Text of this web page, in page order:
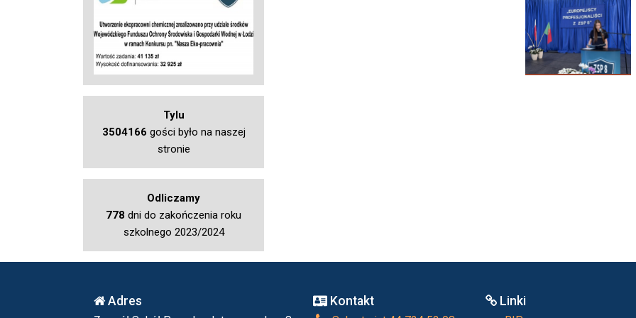
Tylu
3504166 gości było na naszej
stronie
Odliczamy
778 dni do zakończenia roku
szkolnego 2023/2024
Adres Kontakt Linki